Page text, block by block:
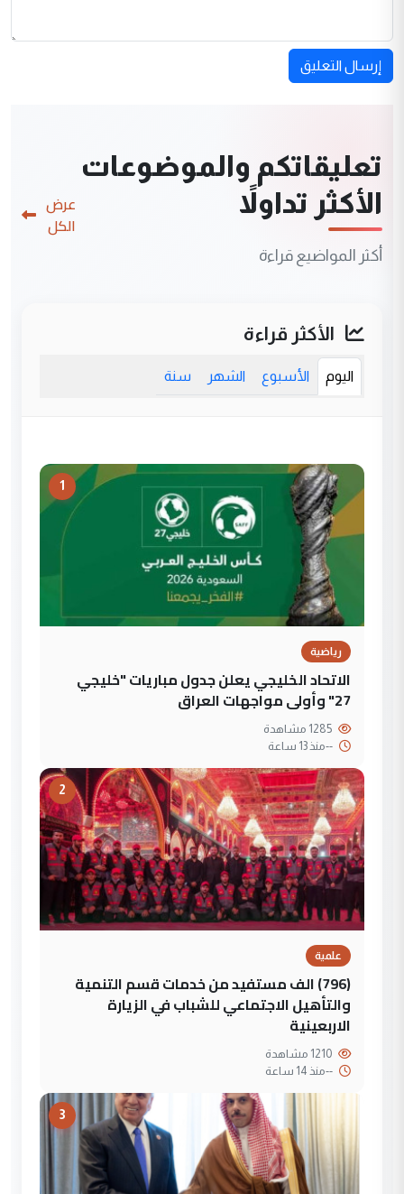
إرسال التعليق
تعليقاتكم والموضوعات
الأكثر تداولاً
أكثر المواضيع قراءة
عرض
الكل
الأكثر قراءة
اليوم الأسبوع الشهر سنة
1
رياضية
الاتحاد الخليجي يعلن جدول مباريات "خليجي
27" وأولى مواجهات العراق
--منذ 13 ساعة
2
علمية
(796) الف مستفيد من خدمات قسم التنمية
والتأهيل الاجتماعي للشباب في الزيارة
الاربعينية
--منذ 14 ساعة
3